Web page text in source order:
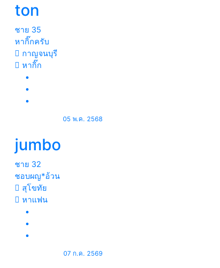
ton
ชาย 35
หากิ๊กครับ
กาญจนบุรี
หากิ๊ก
05 พ.ค. 2568
jumbo
ชาย 32
ชอบผญ*อ้วน
สุโขทัย
หาแฟน
07 ก.ค. 2569